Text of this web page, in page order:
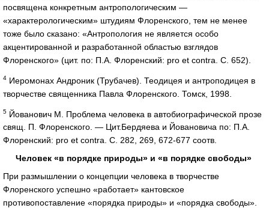
посвящена конкретным антропологическим —
«характерологическим» штудиям Флоренского, тем не менее
тоже было сказано: «Антропология не является особо
акцентированной и разработанной областью взглядов
Флоренского» (цит. по: П.А. Флоренский: pro et contra. С. 652).
4 Иеромонах Андроник (Трубачев). Теодицея и антроподицея в
творчестве священника Павла Флоренского. Томск, 1998.
5 Йованович М. Проблема человека в автобиографической прозе
свящ. П. Флоренского. — Цит.Бердяева и Йовановича по: П.А.
Флоренский: pro et contra. С. 282, 269, 672-677 соотв.
Человек «в порядке природы» и «в порядке свободы»
При размышлении о концепции человека в творчестве
Флоренского успешно «работает» кантовское
противопоставление «порядка природы» и «порядка свободы».